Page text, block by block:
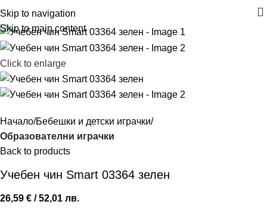
Skip to navigation
Skip to main content
Click to enlarge
Начало Бебешки и детски играчки
Образователни играчки
Back to products
Учебен чин Smart 03364 зелен
26,59 € / 52,01 лв.